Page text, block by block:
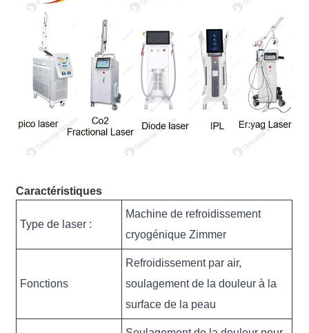
Caractéristiques
Type de laser :
Machine de refroidissement
cryogénique Zimmer
Fonctions
Refroidissement par air,
soulagement de la douleur à la
surface de la peau